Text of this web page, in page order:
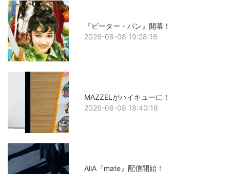
『ピーター・パン』開幕！
2026-08-08 19:28:16
MAZZELがハイキューに！
2026-08-08 18:40:18
AliA『mate』配信開始！